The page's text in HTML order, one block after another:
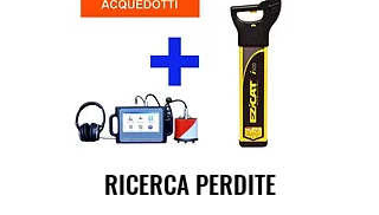
RICERCA PERDITE